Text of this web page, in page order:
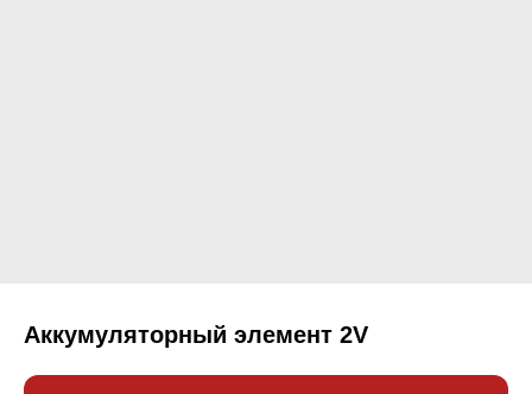
Аккумуляторный элемент 2V